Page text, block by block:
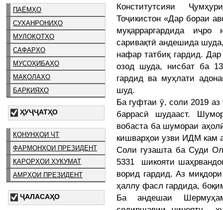
ПАЁМҲО
СУХАНРОНИҲО
МУЛОҚОТҲО
САФАРҲО
МУСОҲИБАҲО
МАҚОЛАҲО
БАРҚИЯҲО
ҲУҶҶАТҲО
ҚОНУНҲОИ ҶТ
ФАРМОНҲОИ ПРЕЗИДЕНТ
ҚАРОРҲОИ ҲУКУМАТ
АМРҲОИ ПРЕЗИДЕНТ
ҶАЛАСАҲО
Конститутсияи
Тоҷикистон «Дар бораи
муқарраргардида иҷро
саривақтӣ андешида
нафар татбиқ гардид.
озод шуда, нисбат ба
гардид ва муҳлати
шуд.
Ба гуфтаи ӯ, соли 2019
баррасӣ шудааст.
вобаста ба шумораи
кишварҳои узви ИДМ кам
Соли гузашта ба Суди
5331 шикояти
ворид гардид. Аз
ҳаллу фасл гардида,
Ба андешаи